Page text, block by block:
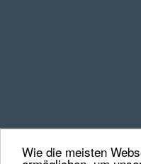
Wie die meisten